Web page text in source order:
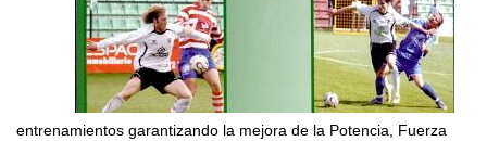
entrenamientos garantizando la mejora de la Potencia, Fuerza